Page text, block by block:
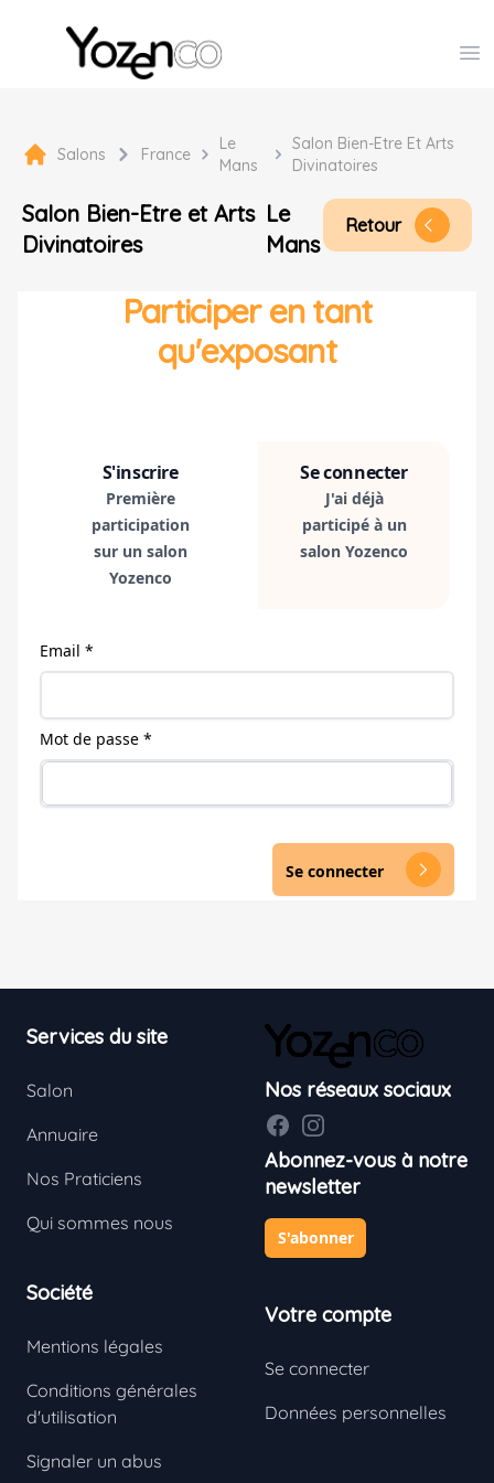
Yozenco - Organisateur de Salons, Evénements et
Salons France
Le
Mans
Salon Bien-Etre Et Arts
Divinatoires
Salon Bien-Etre et Arts
Divinatoires
Le
Mans
Retour arrow_back_ios
Participer en tant
qu'exposant
Première
participation
sur un salon
Yozenco
S'inscrire
J'ai déjà
participé à un
salon Yozenco
Se connecter
Email *
Mot de passe *
Se connecter arrow_forward_ios
Services du site
Salon
Annuaire
Nos Praticiens
Qui sommes nous
Société
Mentions légales
Conditions générales
d'utilisation
Signaler un abus
Nos réseaux sociaux
FacebookInstagram
Abonnez-vous à notre
newsletter
S'abonner
Votre compte
Se connecter
Données personnelles